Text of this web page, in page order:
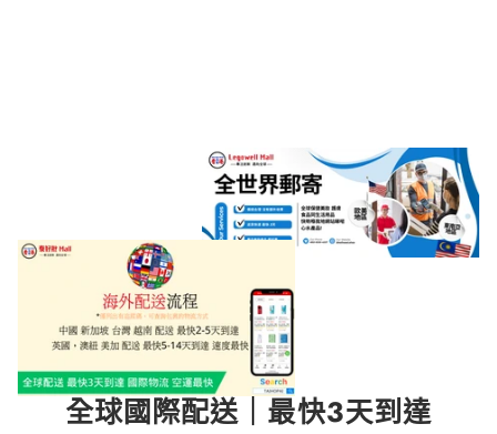
全球國際配送｜最快3天到達